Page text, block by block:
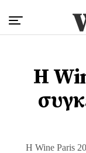
Η
Η Wine Paris